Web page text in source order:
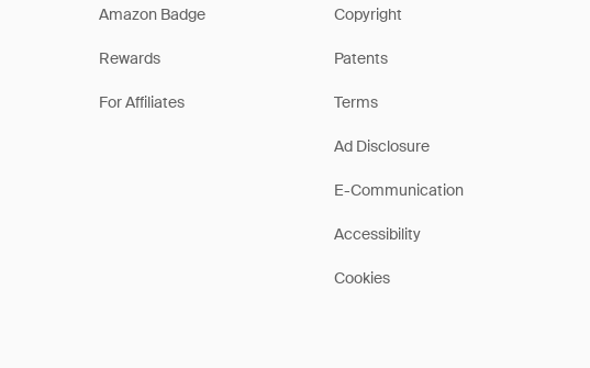
Amazon Badge
Rewards
For Affiliates
Copyright
Patents
Terms
Ad Disclosure
E-Communication
Accessibility
Cookies